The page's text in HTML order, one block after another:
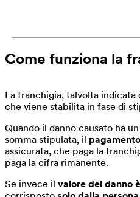
Come funziona la
La franchigia, talvolta indicata
che viene stabilita in fase di
Quando il danno causato ha
somma stipulata, il
assicurata, che paga la
paga la cifra rimanente.
Se invece il valore del danno